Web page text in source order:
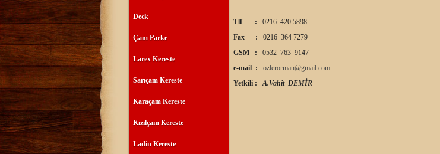
Deck
Çam Parke
Larex Kereste
Sarıçam Kereste
Karaçam Kereste
Kızılçam Kereste
Ladin Kereste
Tlf :
0216 420 5898
Fax :
0216 364 7279
GSM :
0532 763 9147
e-mail :
ozlerorman@gmail.com
Yetkili :
A.Vahit DEMİR